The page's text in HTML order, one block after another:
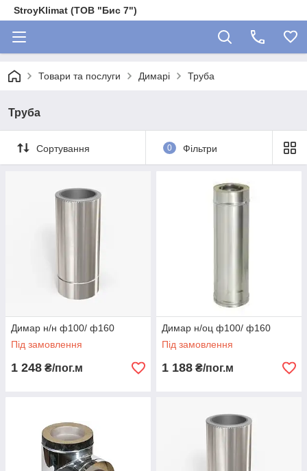
StroyKlimat (ТОВ "Бис 7")
Товари та послуги Димарі Труба
Труба
Сортування 0 Фільтри
Димар н/н ф100/ ф160
Під замовлення
1 248 ₴/пог.м
Димар н/оц ф100/ ф160
Під замовлення
1 188 ₴/пог.м